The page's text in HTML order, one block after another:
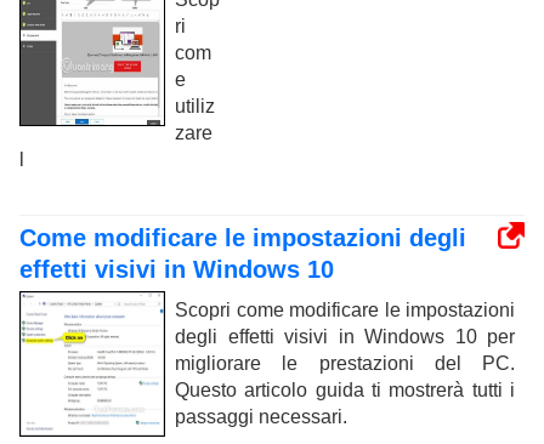
ri
com
e
utiliz
zare
Come modificare le impostazioni degli
effetti visivi in ​​Windows 10
Scopri come modificare le impostazioni
degli effetti visivi in Windows 10 per
migliorare le prestazioni del PC.
Questo articolo guida ti mostrerà tutti i
passaggi necessari.